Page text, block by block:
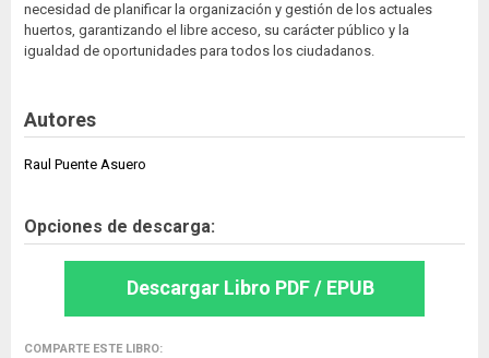
necesidad de planificar la organización y gestión de los actuales
huertos, garantizando el libre acceso, su carácter público y la
igualdad de oportunidades para todos los ciudadanos.
Autores
Raul Puente Asuero
Opciones de descarga:
Descargar Libro PDF / EPUB
COMPARTE ESTE LIBRO: